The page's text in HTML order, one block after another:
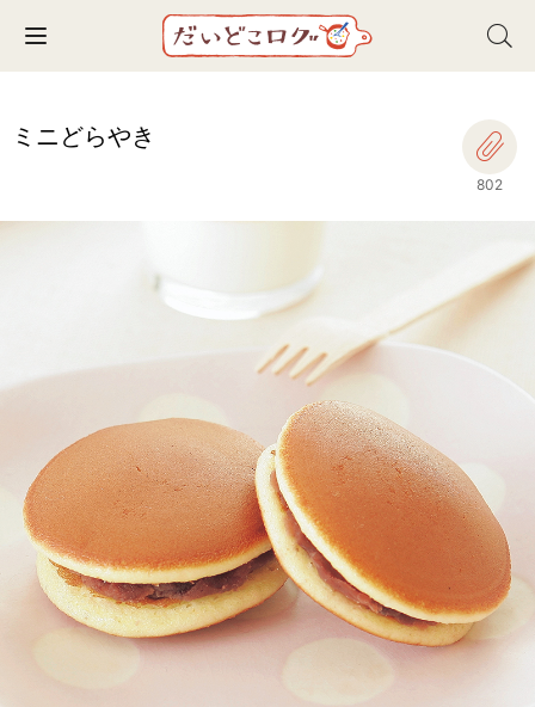
Toggle navigation
ミニどらやき
802